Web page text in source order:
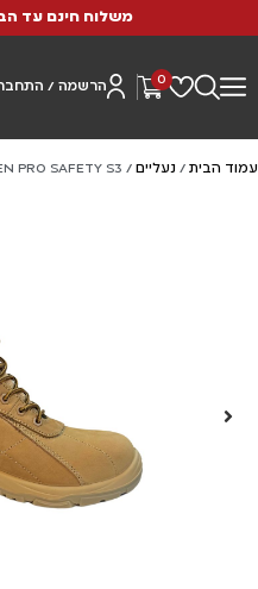
משלוח חינם עד
0 הרשמה /
עמוד הבית / נעליים / GOLDEN PRO SAFETY S3 | נעלי בטיחות בעלת כיפת מגן